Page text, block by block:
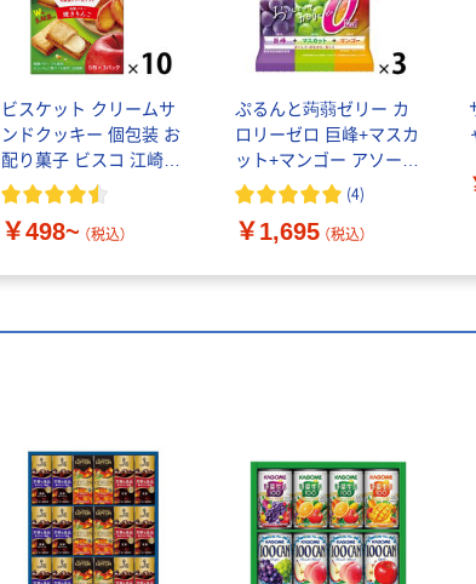
ビスケット クリームサ
ンドクッキー 個包装 お
配り菓子 ビスコ 江崎グ
リコ
￥498~ （税込）
ぷるんと蒟蒻ゼリー カ
ロリーゼロ 巨峰+マスカ
ット+マンゴー アソート
1セット（1袋（24個入）
チ
(4)
￥1,695 （税込）